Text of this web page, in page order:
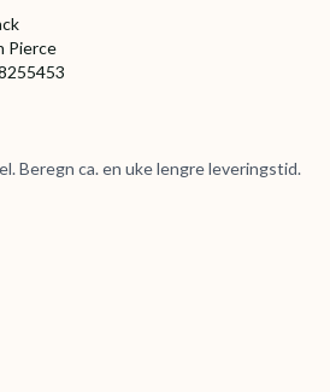
Pierce
Beregn ca. en uke lengre leveringstid.